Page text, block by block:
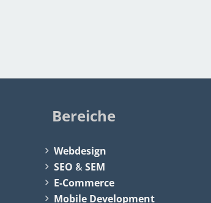
Bereiche
Webdesign
SEO &SEM
E-Commerce
Mobile Development